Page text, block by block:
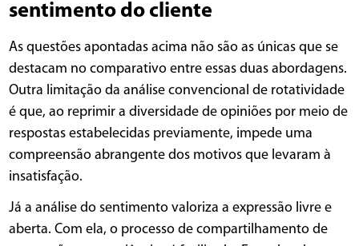
sentimento do cliente
As questões apontadas acima não são as únicas que se
destacam no comparativo entre essas duas abordagens.
Outra limitação da análise convencional de rotatividade
é que, ao reprimir a diversidade de opiniões por meio de
respostas estabelecidas previamente, impede uma
compreensão abrangente dos motivos que levaram à
insatisfação.
Já a análise do sentimento valoriza a expressão livre e
aberta. Com ela, o processo de compartilhamento de